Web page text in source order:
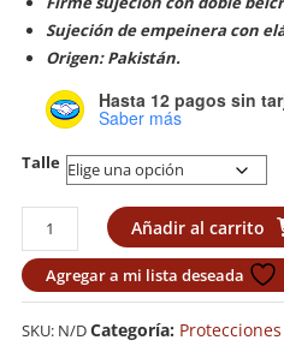
Sujeción de empeinera con
Origen: Pakistán.
Hasta 12 pagos sin
Saber más
Talle
Tibial
con
Empeine
Budokan
Tiger
Añadir al carrito
Agregar a mi lista deseada
SKU: N/DCategoría: Protecciones